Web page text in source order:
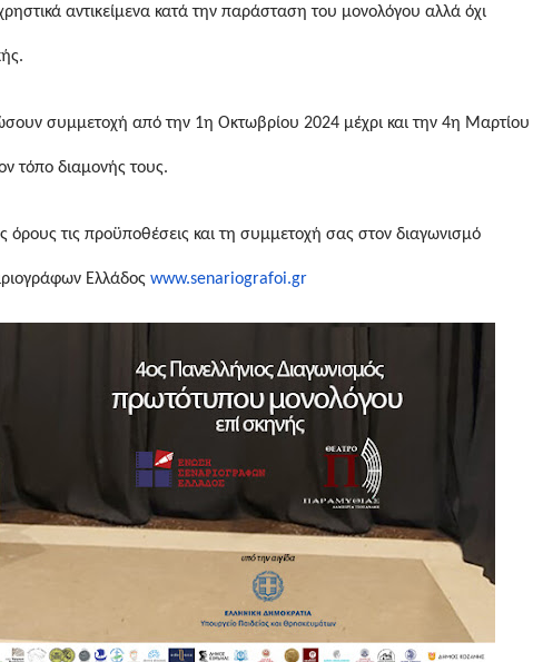
αντικείμενα κατά την παράσταση του μονολόγου αλλά όχι
συμμετοχή από την 1η Οκτωβρίου 2024 μέχρι και την 4η Μαρτίου
τόπο διαμονής τους.
όρους τις προϋποθέσεις και τη συμμετοχή σας στον διαγωνισμό
Ελλάδος www.senariografoi.gr